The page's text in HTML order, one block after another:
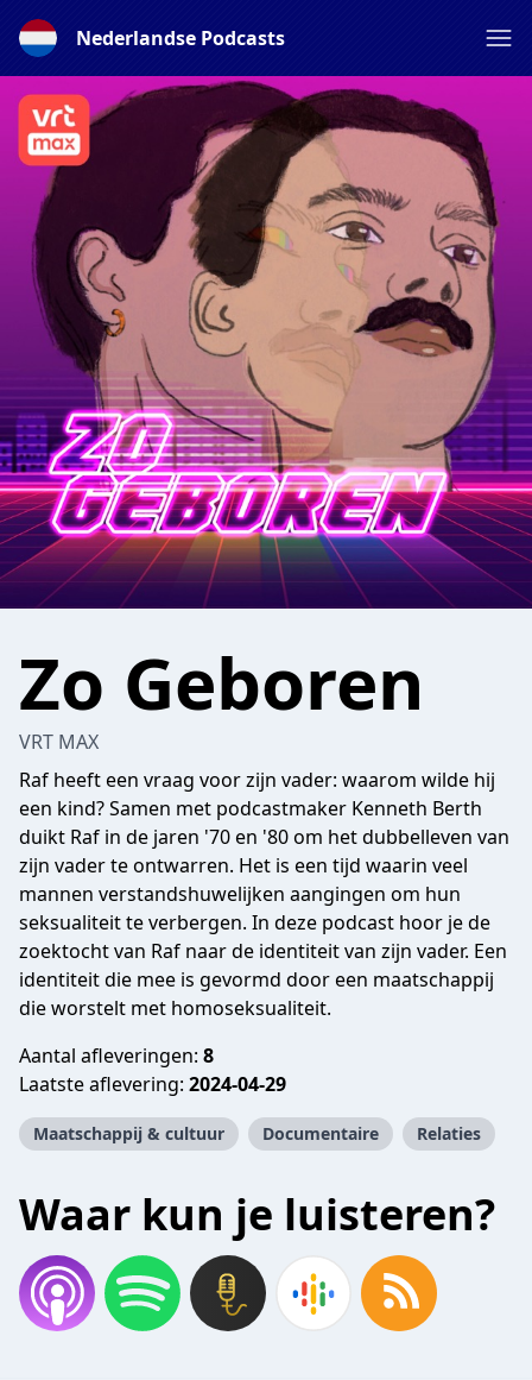
Nederlandse Podcasts
Zo Geboren
VRT MAX
Raf heeft een vraag voor zijn vader: waarom wilde hij
een kind? Samen met podcastmaker Kenneth Berth
duikt Raf in de jaren '70 en '80 om het dubbelleven van
zijn vader te ontwarren. Het is een tijd waarin veel
mannen verstandshuwelijken aangingen om hun
seksualiteit te verbergen. In deze podcast hoor je de
zoektocht van Raf naar de identiteit van zijn vader. Een
identiteit die mee is gevormd door een maatschappij
die worstelt met homoseksualiteit.
Aantal afleveringen: 8
Laatste aflevering: 2024-04-29
Maatschappij & cultuur Documentaire Relaties
Waar kun je luisteren?